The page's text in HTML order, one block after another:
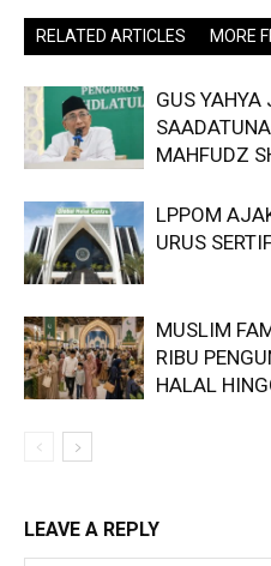
RELATED ARTICLES MORE
GUS YAHYA
MAHFUDZ
LPPOM
URUS
MUSLIM
RIBU
HALAL
LEAVE A REPLY